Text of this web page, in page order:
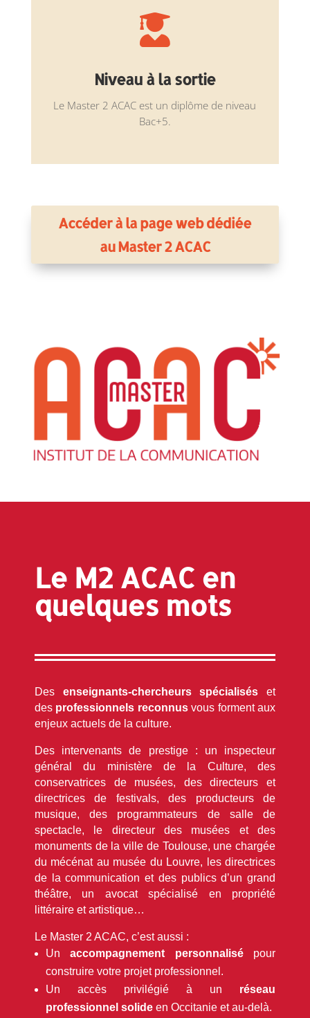

Niveau à la sortie
Le Master 2 ACAC est un diplôme de niveau
Bac+5.
Accéder à la page web dédiée
au Master 2 ACAC
Le M2 ACAC en
quelques mots
Des enseignants-chercheurs spécialisés et
des professionnels reconnusvous forment aux
enjeux actuels de la culture.
Des intervenants de prestige : un inspecteur
général du ministère de la Culture, des
conservatrices de musées, des directeurs et
directrices de festivals, des producteurs de
musique, des programmateurs de salle de
spectacle, le directeur des musées et des
monuments de la ville de Toulouse, une chargée
du mécénat au musée du Louvre, les directrices
de la communication et des publics d’un grand
théâtre, un avocat spécialisé en propriété
littéraire et artistique…
Le Master 2 ACAC, c’est aussi :
Unaccompagnement personnalisépour
construire votre projet professionnel.
Un accès privilégié à un réseau
professionnel solide en Occitanie et au-delà.